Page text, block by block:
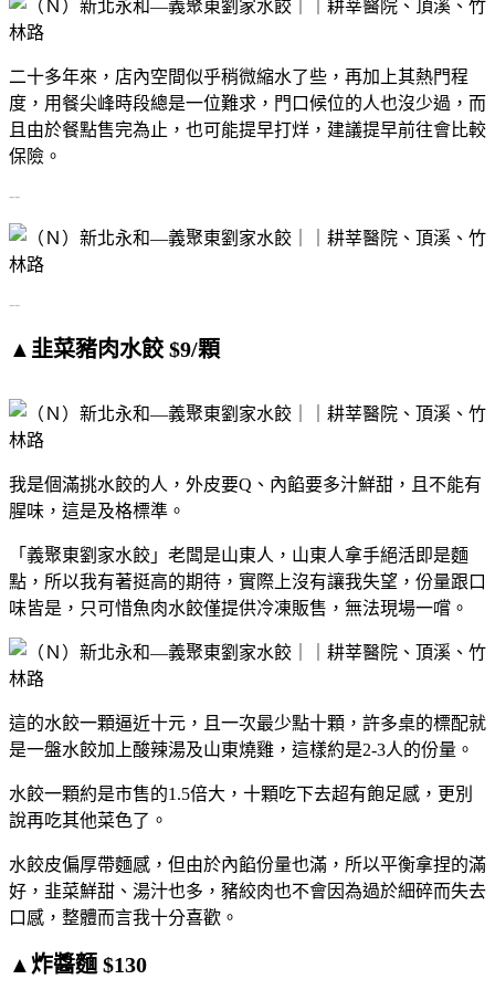
二十多年來，店內空間似乎稍微縮水了些，再加上其熱門程
度，用餐尖峰時段總是一位難求，門口候位的人也沒少過，而
且由於餐點售完為止，也可能提早打烊，建議提早前往會比較
保險。
--
--
▲韭菜豬肉水餃 $9/顆
我是個滿挑水餃的人，外皮要Q、內餡要多汁鮮甜，且不能有
腥味，這是及格標準。
「義聚東劉家水餃」老闆是山東人，山東人拿手絕活即是麵
點，所以我有著挺高的期待，實際上沒有讓我失望，份量跟口
味皆是，只可惜魚肉水餃僅提供冷凍販售，無法現場一嚐。
這的水餃一顆逼近十元，且一次最少點十顆，許多桌的標配就
是一盤水餃加上酸辣湯及山東燒雞，這樣約是2-3人的份量。
水餃一顆約是市售的1.5倍大，十顆吃下去超有飽足感，更別
說再吃其他菜色了。
水餃皮偏厚帶麵感，但由於內餡份量也滿，所以平衡拿捏的滿
好，韭菜鮮甜、湯汁也多，豬絞肉也不會因為過於細碎而失去
口感，整體而言我十分喜歡。
▲炸醬麵 $130